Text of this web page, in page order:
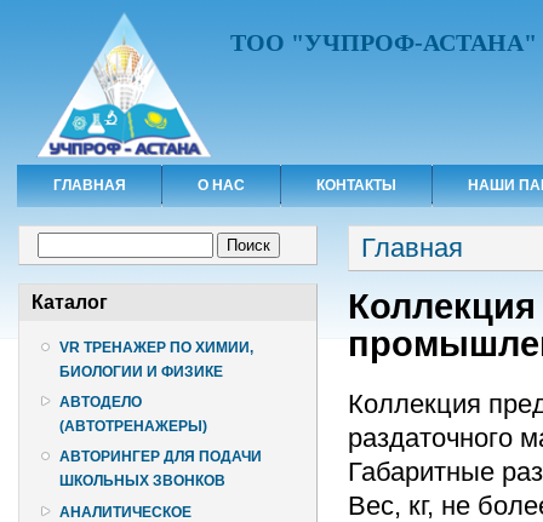
ТОО "УЧПРОФ-АСТАНА"
ГЛАВНАЯ О НАС КОНТАКТЫ НАШИ
Каталог
VR ТРЕНАЖЕР ПО ХИМИИ,
БИОЛОГИИ И ФИЗИКЕ
АВТОДЕЛО
(АВТОТРЕНАЖЕРЫ)
АВТОРИНГЕР ДЛЯ ПОДАЧИ
ШКОЛЬНЫХ ЗВОНКОВ
АНАЛИТИЧЕСКОЕ
Вы здесь
Главная
Коллекция
раздаточного
Габаритные
Вес, кг, не